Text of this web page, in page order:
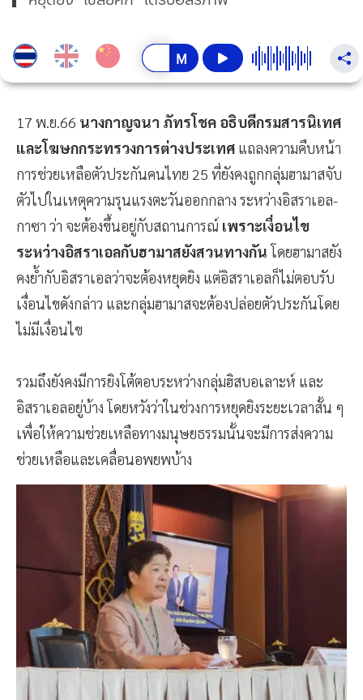
17 พ.ย.66 นางกาญจนา ภัทรโชค อธิบดีกรมสารนิเทศ
และโฆษกกระทรวงการต่างประเทศ แถลงความคืบหน้า
การช่วยเหลือตัวประกันคนไทย 25 ที่ยังคงถูกกลุ่มฮามาสจับ
ตัวไปในเหตุความรุนแรงตะวันออกกลาง ระหว่างอิสราเอล-
กาซา ว่า จะต้องขึ้นอยู่กับสถานการณ์ เพราะเงื่อนไข
ระหว่างอิสราเอลกับฮามาสยังสวนทางกันโดยฮามาสยัง
คงย้ำกับอิสราเอลว่าจะต้องหยุดยิง แต่อิสราเอลก็ไม่ตอบรับ
เงื่อนไขดังกล่าว และกลุ่มฮามาสจะต้องปล่อยตัวประกันโดย
ไม่มีเงื่อนไข
รวมถึงยังคงมีการยิงโต้ตอบระหว่างกลุ่มฮิสบอเลาะห์ และ
อิสราเอลอยู่บ้าง โดยหวังว่าในช่วงการหยุดยิงระยะเวลาสั้น ๆ
เพื่อให้ความช่วยเหลือทางมนุษยธรรมนั้นจะมีการส่งความ
ช่วยเหลือและเคลื่อนอพยพบ้าง